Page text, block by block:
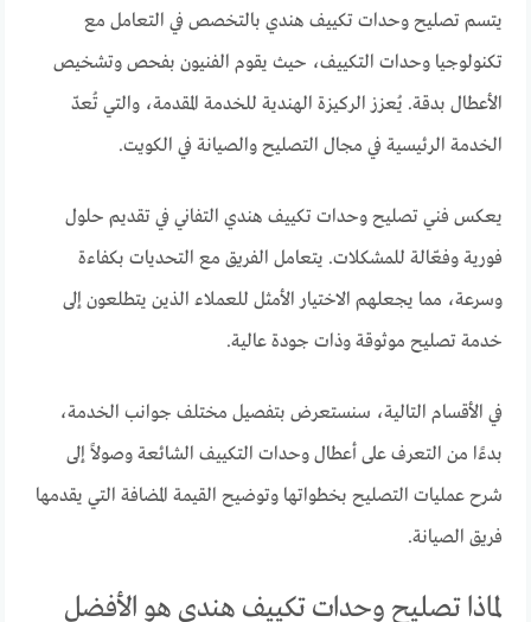
يتسم تصليح وحدات تكييف هندي بالتخصص في التعامل مع
تكنولوجيا وحدات التكييف، حيث يقوم الفنيون بفحص وتشخيص
الأعطال بدقة. يُعزز الركيزة الهندية للخدمة المقدمة، والتي تُعدّ
الخدمة الرئيسية في مجال التصليح والصيانة في الكويت.
يعكس فني تصليح وحدات تكييف هندي التفاني في تقديم حلول
فورية وفعّالة للمشكلات. يتعامل الفريق مع التحديات بكفاءة
وسرعة، مما يجعلهم الاختيار الأمثل للعملاء الذين يتطلعون إلى
خدمة تصليح موثوقة وذات جودة عالية.
في الأقسام التالية، سنستعرض بتفصيل مختلف جوانب الخدمة،
بدءًا من التعرف على أعطال وحدات التكييف الشائعة وصولاً إلى
شرح عمليات التصليح بخطواتها وتوضيح القيمة المضافة التي يقدمها
فريق الصيانة.
لماذا تصليح وحدات تكييف هندي هو الأفضل